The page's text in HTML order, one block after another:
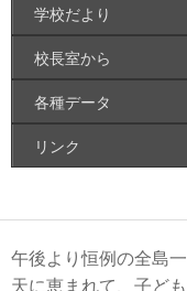
学校だより
校長室から
各種データ
リンク
午後より恒例の全島
天に恵まれて、子ど